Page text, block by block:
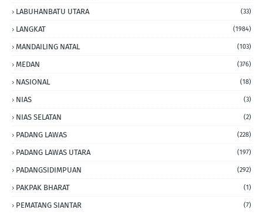
LABUHANBATU UTARA (33)
LANGKAT (1984)
MANDAILING NATAL (103)
MEDAN (376)
NASIONAL (18)
NIAS (3)
NIAS SELATAN (2)
PADANG LAWAS (228)
PADANG LAWAS UTARA (197)
PADANGSIDIMPUAN (292)
PAKPAK BHARAT (1)
PEMATANG SIANTAR (7)